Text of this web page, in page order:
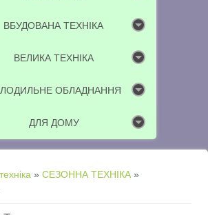
ВБУДОВАНА ТЕХНІКА
ВЕЛИКА ТЕХНІКА
ОБЛАДНАННЯ
ДЛЯ ДОМУ
»СЕЗОННА ТЕХНІКА »